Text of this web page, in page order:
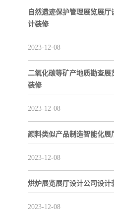
自然遗迹保护管理展览展厅
计装修
2023-12-08
二氧化碳等矿产地质勘查展
装修
2023-12-08
颜料类似产品制造智能化展
2023-12-08
烘炉展览展厅设计公司设计
2023-12-08